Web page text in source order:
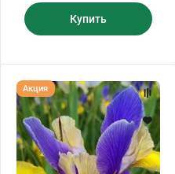
Кизильник саженец
Олеандр саженцы
Гвоздика саженцы
Хризантемы саженцы
Купить
Ирис
(голландский)
«Мистик
бьюти»
10
шт
в
упаковке
Акция